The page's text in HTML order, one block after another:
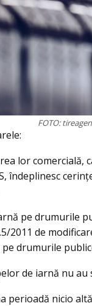
FOTO:
lor
îndeplinesc
pe drumurile
de
drumurile
de iarnă nu au
nicio